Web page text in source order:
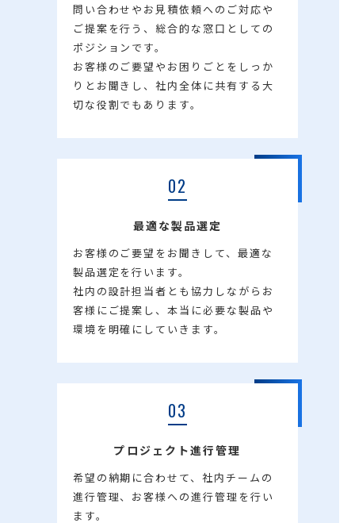
問い合わせやお見積依頼へのご対応や
ご提案を行う、総合的な窓口としての
ポジションです。
お客様のご要望やお困りごとをしっか
りとお聞きし、社内全体に共有する大
切な役割でもあります。
02
最適な製品選定
お客様のご要望をお聞きして、最適な
製品選定を行います。
社内の設計担当者とも協力しながらお
客様にご提案し、本当に必要な製品や
環境を明確にしていきます。
03
プロジェクト進行管理
希望の納期に合わせて、社内チームの
進行管理、お客様への進行管理を行い
ます。